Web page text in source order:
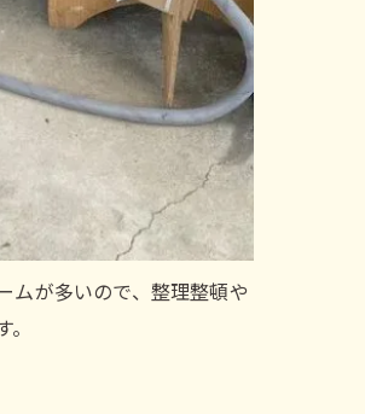
ムが多いので、整理整頓や